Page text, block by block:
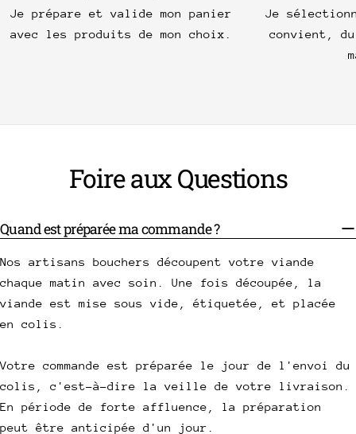
Je prépare et valide mon panier
avec les produits de mon choix.
Je
convient,
Foire aux Questions
Quand est préparée ma commande ?
Nos artisans bouchers découpent votre viande
chaque matin avec soin. Une fois découpée, la
viande est mise sous vide, étiquetée, et placée
en colis.
Votre commande est préparée le jour de l'envoi du
colis, c'est-à-dire la veille de votre livraison.
En période de forte affluence, la préparation
peut être anticipée d'un jour.